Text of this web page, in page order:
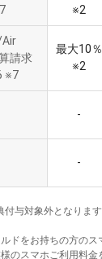
※2
請求
※7
最大10％
※2
-
-
付与対象外となりま
ドをお持ちの方の
のスマホご利用料